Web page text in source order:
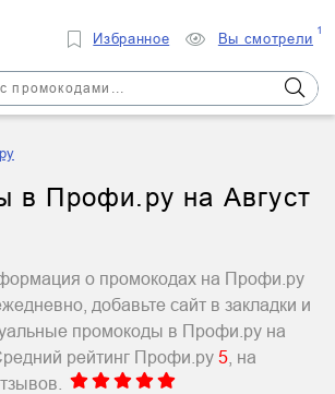
в Профи.ру на Август
о промокодах на Профи.ру
добавьте сайт в закладки и
промокоды в Профи.ру на
рейтинг Профи.ру 5 , на
Избранное Вы смотрели
1